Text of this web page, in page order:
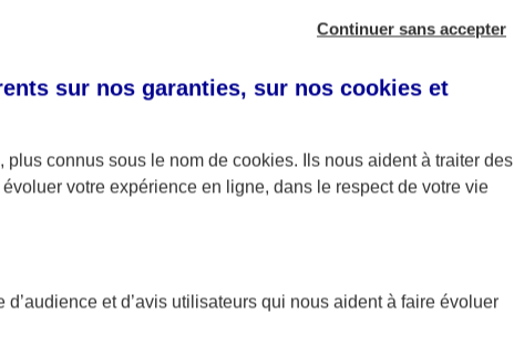
Un espace simple et intuitif avec des outils
d'analyse complets.
Continuer sans accepter
sur nos garanties, sur nos cookies et
plus connus sous le nom de cookies. Ils nous aident à traiter des
votre expérience en ligne, dans le respect de votre vie
d’audience et d’avis utilisateurs qui nous aident à faire évoluer